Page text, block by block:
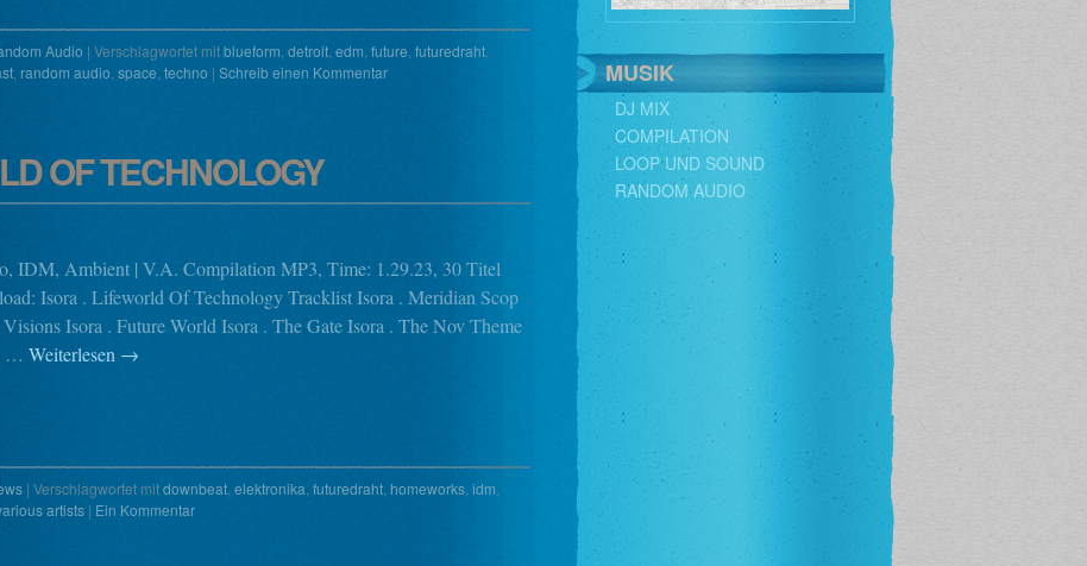
Audio | Verschlagwortet mitblueform detroit edm future futuredraht
random audio space techno | Schreib einen Kommentar
OF TECHNOLOGY
IDM, Ambient | V.A. Compilation MP3, Time: 1.29.23, 30 Titel
Isora . Lifeworld Of Technology Tracklist Isora . Meridian Scop
Isora . Future World Isora . The Gate Isora . The Nov Theme
… Weiterlesen →
| Verschlagwortet mitdownbeat elektronika futuredraht homeworks idm
artists | Ein Kommentar
MUSIK
DJ MIX
COMPILATION
LOOP UND SOUND
RANDOM AUDIO